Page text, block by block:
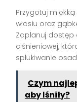
Przygotuj
włosiu oraz
Zaplanuj dostęp
ciśnieniowej,
spłukiwanie
Czym
aby lśniły?